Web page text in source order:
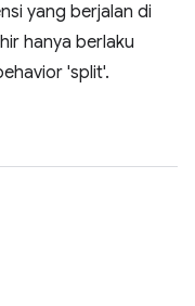
yang berjalan di
hanya berlaku
'split'.